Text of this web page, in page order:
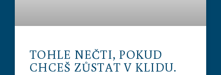
TOHLE NEČTI, POKUD
CHCEŠ ZŮSTAT V KLIDU.